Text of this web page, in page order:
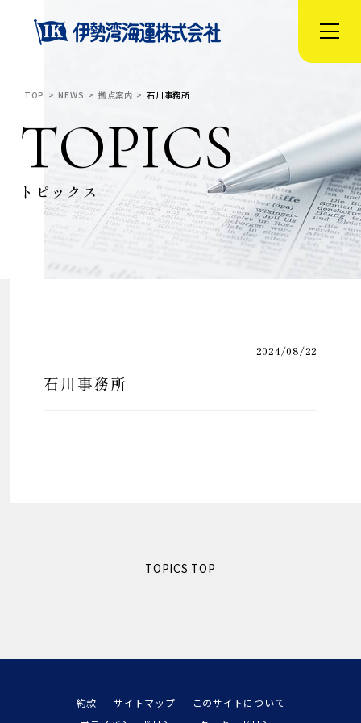
TOP NEWS 拠点案内 石川事務所
TOPICS
トピックス
2024/08/22
石川事務所
TOPICS TOP
約款 サイトマップ
このサイトについて